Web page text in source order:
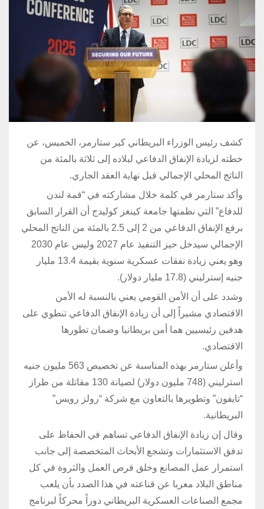
كشف رئيس الوزراء البريطاني كير ستارمر، الخميس، عن
خطته لزيادة الإنفاق الدفاعي لبلاده إلى ثلاثة بالمئة من
الناتج المحلي الإجمالي قبل نهاية العقد الجاري.
وأكد ستارمر في كلمة خلال مشاركته في “قمة لندن
للدفاع” التي نظمتها جامعة كينغز كوليدج أن القرار السابق
برفع الإنفاق الدفاعي من 2 إلى 2.5 بالمئة من الناتج المحلي
الإجمالي سيدخل حيز التنفيذ عام 2027 وليس عام 2030
وهو يعني زيادة نفقات عسكرية سنوية بقيمة 13.4 مليار
جنيه إسترليني (17.8 مليار دولار).
وشدد على أن الأمن القومي يعني بالنسبة له الأمن
الاقتصادي مشيراً إلى أن زيادة الإنفاق الدفاعي تنطوي على
هدفين رئيسيين هما أمن بريطانيا وضمان تطورها
الاقتصادي.
وأعلن ستارمر بهذه المناسبة عن تخصيص 563 مليون جنيه
استرليني (748 مليون دولار) لصيانة 130 مقاتلة من طراز
“تايفون” وتطويرها بالتعاون مع شركة “رولز رويس”
البريطانية.
وقال إن زيادة الإنفاق الدفاعي تساهم في الحفاظ على
تدفق الاستثمارات وتشجع الأبحاث المتخصصة إلى جانب
استمرار عمل المصانع وخلق فرص العمل والثروة في كل
مناطق البلاد معربا عن قناعته في هذا الصدد بأن يلعب
مجمع الصناعات العسكرية البريطاني دوراً محركاً لبرنامج